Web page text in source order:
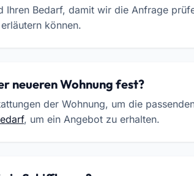
Ihren Bedarf, damit wir die Anfrage
können.
neueren Wohnung fest?
der Wohnung, um die
, um ein Angebot zu erhalten.